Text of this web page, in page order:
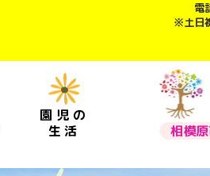
電
※土日
相模
園児の
生活